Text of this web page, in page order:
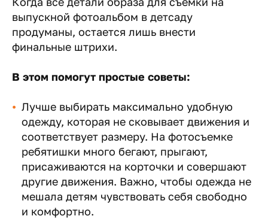
выпускной фотоальбом в детсаду
продуманы, остается лишь внести
финальные штрихи.
В этом помогут простые советы:
Лучше выбирать максимально удобную
одежду, которая не сковывает движения и
соответствует размеру. На фотосъемке
ребятишки много бегают, прыгают,
присаживаются на корточки и совершают
другие движения. Важно, чтобы одежда не
мешала детям чувствовать себя свободно
и комфортно.